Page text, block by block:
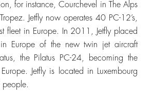
for instance, Courchevel in The Alps
Jetfly now operates 40 PC-12’s,
fleet in Europe. In 2011, Jetfly placed
Europe of the new twin jet aircraft
the Pilatus PC-24, becoming the
Jetfly is located in Luxembourg